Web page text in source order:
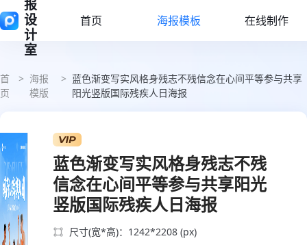
报
设
计
室
首页 海报模板 在线制作
首
页
> 海报
模版
> 蓝色渐变写实风格身残志不残信念在心间平等参与共享
阳光竖版国际残疾人日海报
蓝色渐变写实风格身残志不残
信念在心间平等参与共享阳光
竖版国际残疾人日海报
尺寸(宽*高)：1242*2208 (px)